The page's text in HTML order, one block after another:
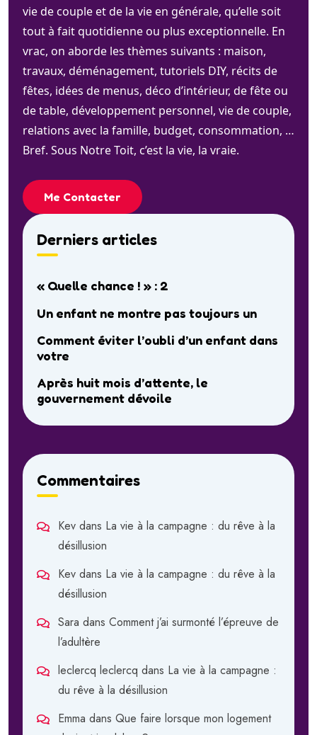
vie de couple et de la vie en générale, qu’elle soit
tout à fait quotidienne ou plus exceptionnelle. En
vrac, on aborde les thèmes suivants : maison,
travaux, déménagement, tutoriels DIY, récits de
fêtes, idées de menus, déco d’intérieur, de fête ou
de table, développement personnel, vie de couple,
relations avec la famille, budget, consommation, …
Bref. Sous Notre Toit, c’est la vie, la vraie.
Me Contacter
Derniers articles
« Quelle chance ! » : 2
Un enfant ne montre pas toujours un
Comment éviter l’oubli d’un enfant dans
votre
Après huit mois d’attente, le
gouvernement dévoile
Commentaires
Kev dans La vie à la campagne : du rêve à la
désillusion
Kev dans La vie à la campagne : du rêve à la
désillusion
Sara dans Comment j’ai surmonté l’épreuve de
l’adultère
leclercq leclercq dans La vie à la campagne :
du rêve à la désillusion
Emma dans Que faire lorsque mon logement